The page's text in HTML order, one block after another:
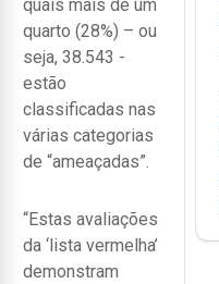
quais mais de um
quarto (28%) – ou
seja, 38.543 -
estão
classificadas nas
várias categorias
de “ameaçadas”.
“Estas avaliações
da ‘lista vermelha’
demonstram